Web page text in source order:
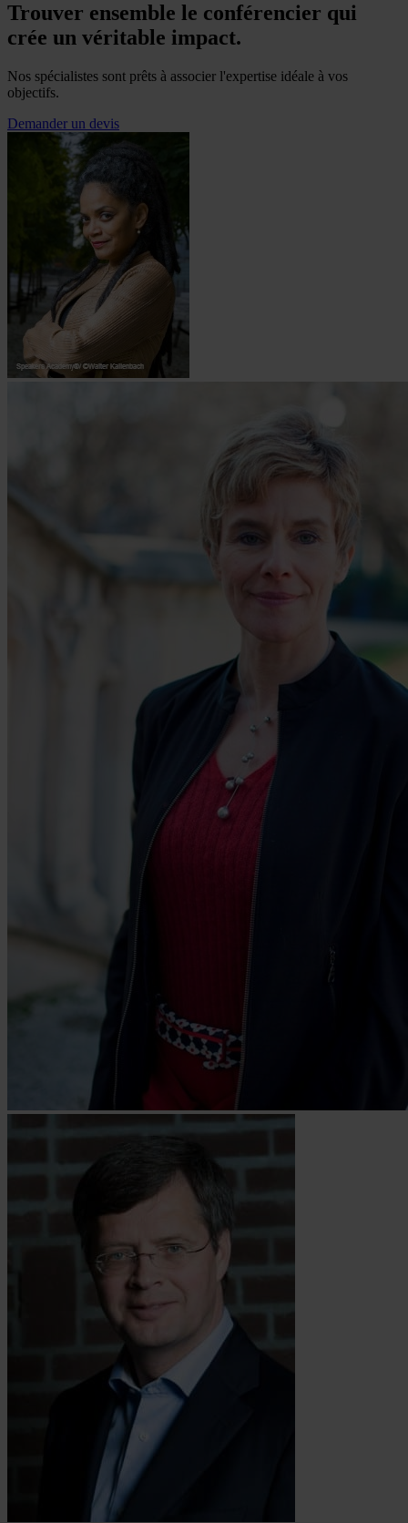
Trouver ensemble le conférencier qui
crée un véritable impact.
Nos spécialistes sont prêts à associer l'expertise idéale à vos
objectifs.
Demander un devis